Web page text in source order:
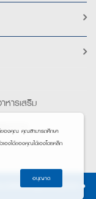
ารเสริม
ขภาพ
ะมวลผลข้อมูลส่วนบุคคล
•
ต์ของคุณ คุณสามารถศึกษา
เองได้ของคุณได้เองโดยคลิก
อนุญาต